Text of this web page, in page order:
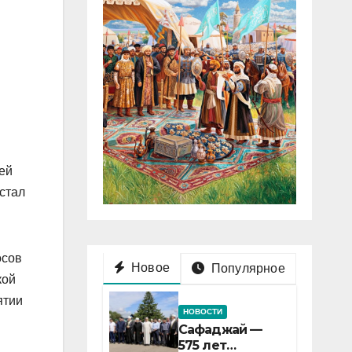
Новое Популярное
НОВОСТИ
Сафаджай —
575 лет